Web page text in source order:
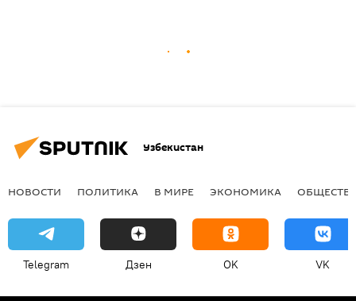
Узбекистан
НОВОСТИ ПОЛИТИКА В МИРЕ ЭКОНОМИКА
Telegram Дзен OK VK